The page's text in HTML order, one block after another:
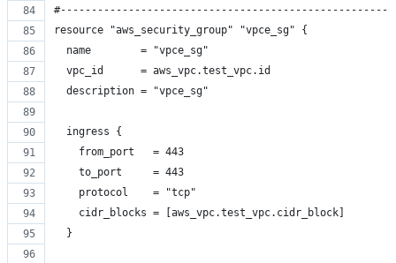
resource "aws_security_group" "vpce_sg" {
  name        = "vpce_sg"
  vpc_id      = aws_vpc.test_vpc.id
  description = "vpce_sg"
  ingress {
    from_port   = 443
    to_port     = 443
    protocol    = "tcp"
    cidr_blocks = [aws_vpc.test_vpc.cidr_block]
  }